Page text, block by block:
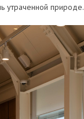
утраченной природе.